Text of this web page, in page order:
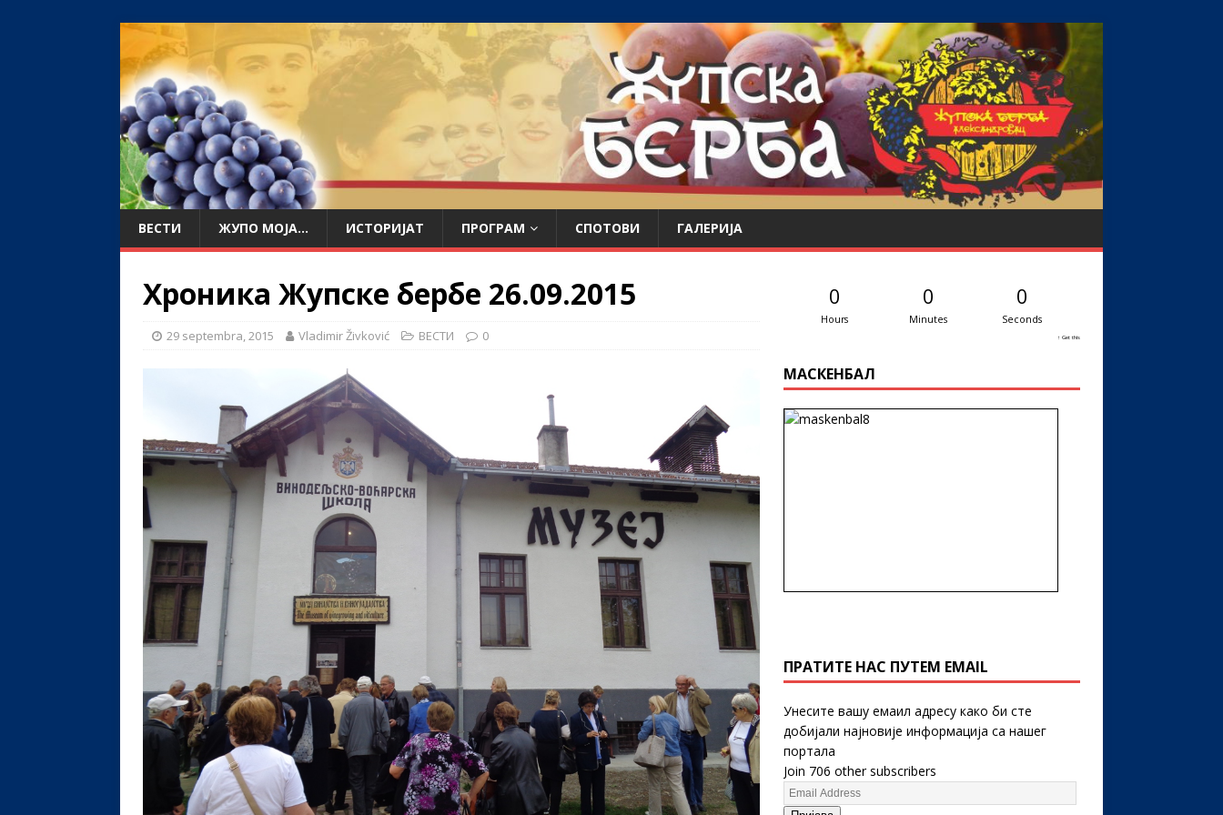
ВЕСТИ ЖУПО МОЈА… ИСТОРИЈАТ ПРОГРАМ СПОТОВИ ГАЛЕРИЈА
Хроника Жупске бербе 26.09.2015
29 septembra, 2015 Vladimir Živković ВЕСТИ 0
0
Hours
0
Minutes
0
Seconds
↑ Get this
МАСКЕНБАЛ
ПРАТИТЕ НАС ПУТЕМ EMAIL
Унесите вашу емаил адресу како би сте
добијали најновије информација са нашег
портала
Join 706 other subscribers